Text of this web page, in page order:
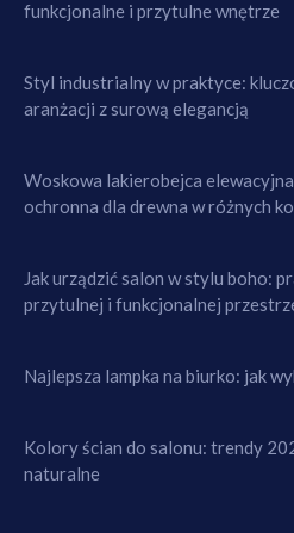
funkcjonalne i przytulne wnętrze
Styl industrialny w praktyce:
aranżacji z surową elegancją
Woskowa lakierobejca
ochronna dla drewna w różnych
Jak urządzić salon w stylu boho:
przytulnej i funkcjonalnej
Najlepsza lampka na biurko: jak
Kolory ścian do salonu: trendy
naturalne